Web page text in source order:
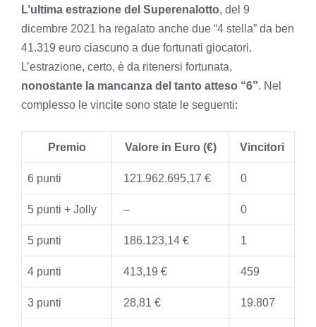
L’ultima estrazione del Superenalotto, del 9
dicembre 2021 ha regalato anche due “4 stella” da ben
41.319 euro ciascuno a due fortunati giocatori.
L’estrazione, certo, è da ritenersi fortunata,
nonostante la mancanza del tanto atteso “6”. Nel
complesso le vincite sono state le seguenti:
Premio Valore in Euro (€) Vincitori
6 punti 121.962.695,17 € 0
5 punti + Jolly – 0
5 punti 186.123,14 € 1
4 punti 413,19 € 459
3 punti 28,81 € 19.807